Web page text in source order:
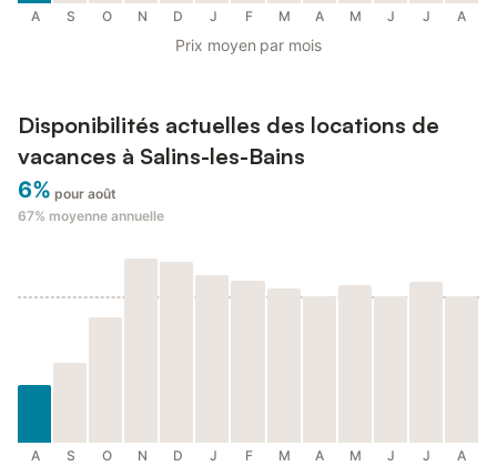
A S O N D J F M A M J J A
Prix moyen par mois
Disponibilités actuelles des locations de
vacances à Salins-les-Bains
6% pour août
67% moyenne annuelle
A S O N D J F M A M J J A